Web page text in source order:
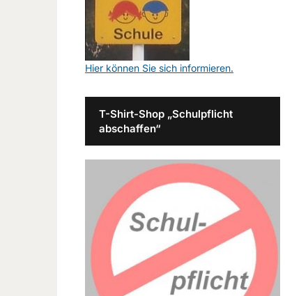
Hier können Sie sich informieren.
T-Shirt-Shop „Schulpflicht
abschaffen“